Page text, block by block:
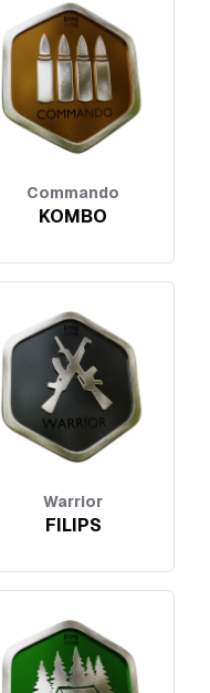
Commando
KOMBO
Warrior
FILIPS